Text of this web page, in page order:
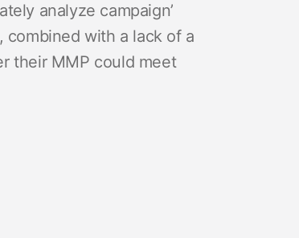
analyze campaign’
combined with a lack of a
their MMP could meet